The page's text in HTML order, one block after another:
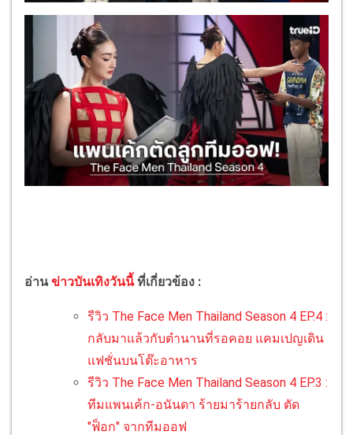
อ่านข่าวบันเทิงวันนี้ ที่เกี่ยวข้อง :
รีวิว The Face Men Thailand Season 4 EP.4 :
กลับมาแล้วกับตำนานที่รอคอย แคมเปญเดิน
แฟชั่นบนโต๊ะอาหาร
รีวิว The Face Men Thailand Season 4 EP.3 :
ทีมแพนเค้ก-อนันดา ร้ายมาร้ายกลับ ตัด
"ฟ็อก" จากทีมออฟ